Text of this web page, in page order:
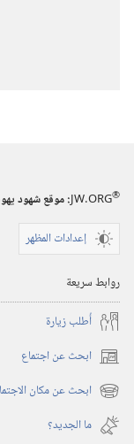
JW.ORG®
:‏ موقع شهود
إعدادات المظهر
روابط سريعة
أُطلب زيارة
ابحث عن اجتماع (يفتح
نافذة ابحث عن مكان (يفتح
نافذة
جديدة)
ما الجديد؟‏